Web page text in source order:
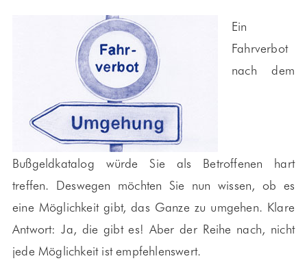
Ein
Fahrverbot
nach dem
Bußgeldkatalog würde Sie als Betroffenen hart
treffen. Deswegen möchten Sie nun wissen, ob es
eine Möglichkeit gibt, das Ganze zu umgehen. Klare
Antwort: Ja, die gibt es! Aber der Reihe nach, nicht
jede Möglichkeit ist empfehlenswert.